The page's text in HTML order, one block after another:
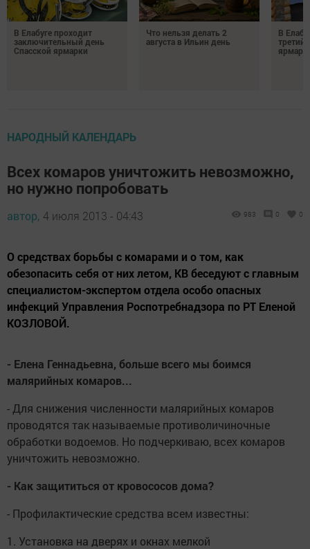
В Елабуге проходит
заключительный день
Спасской ярмарки
Что нельзя делать 2
августа в Ильин день
В
третий
НАРОДНЫЙ КАЛЕНДАРЬ
Всех комаров уничтожить невозможно,
но нужно попробовать
автор, 4 июля 2013 - 04:43 983 0 0
О средствах борьбы с комарами и о том, как
обезопасить себя от них летом, КВ беседуют с главным
специалистом-экспертом отдела особо опасных
инфекций Управления Роспотребнадзора по РТ Еленой
КОЗЛОВОЙ.
- Елена Геннадьевна, больше всего мы боимся
малярийных комаров...
- Для снижения численности малярийных комаров
проводятся так называемые противоличиночные
обработки водоемов. Но подчеркиваю, всех комаров
уничтожить невозможно.
- Как защититься от кровососов дома?
- Профилактические средства всем известны:
1. Установка на дверях и окнах мелкой